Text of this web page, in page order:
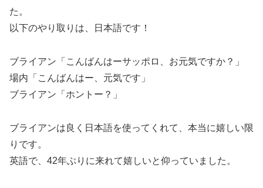
た。
以下のやり取りは、日本語です！
ブライアン「こんばんはーサッポロ、お元気ですか？」
場内「こんばんはー、元気です」
ブライアン「ホントー？」
ブライアンは良く日本語を使ってくれて、本当に嬉しい限
りです。
英語で、42年ぶりに来れて嬉しいと仰っていました。